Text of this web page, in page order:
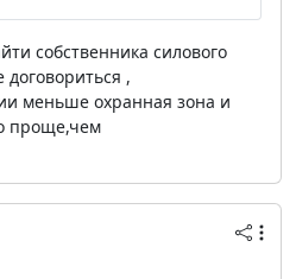
собственника силового
договориться ,
меньше охранная зона и
проще,чем